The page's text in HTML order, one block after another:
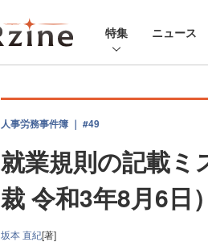
特集 ニュース
人事労務事件簿 ｜ #49
就業規則の記載ミ
裁 令和3年8月6日）
坂本 直紀[著]